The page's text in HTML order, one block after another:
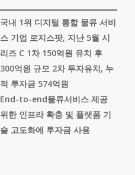
국내 1위 디지털 통합 물류 서비
스 기업 로지스팟, 지난5월 시
리즈 C 1차150억원 유치 후
300억원 규모 2차 투자유치, 누
적 투자금 574억원
End-to-end물류서비스 제공
위한 인프라 확충 및 플랫폼 기
술 고도화에 투자금 사용